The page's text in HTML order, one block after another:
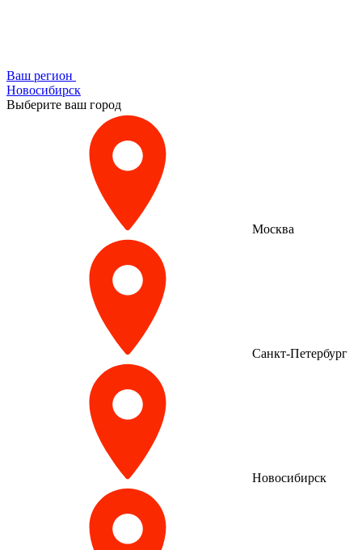
Ваш регион
Новосибирск
Выберите ваш город
Москва
Санкт-Петербург
Новосибирск